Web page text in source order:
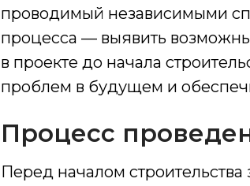
проводимый независимыми
процесса — выявить
в проекте до начала
проблем в будущем и
Перед началом
Процесс